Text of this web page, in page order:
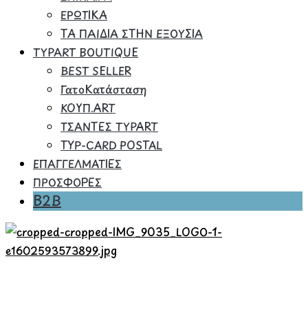
ΕΡΩΤΙΚΑ
ΤΑ ΠΑΙΔΙΑ ΣΤΗΝ ΕΞΟΥΣΙΑ
TYPART BOUTIQUE
BEST SELLER
ΓατοΚατάσταση
ΚΟΥΠ.ART
ΤΣΑΝΤΕΣ TYPART
TYP-CARD POSTAL
ΕΠΑΓΓΕΛΜΑΤΙΕΣ
ΠΡΟΣΦΟΡΕΣ
B2B